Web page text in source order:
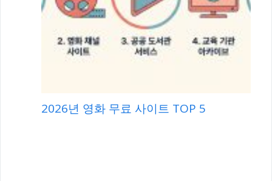
2026년 영화 무료 사이트 TOP 5